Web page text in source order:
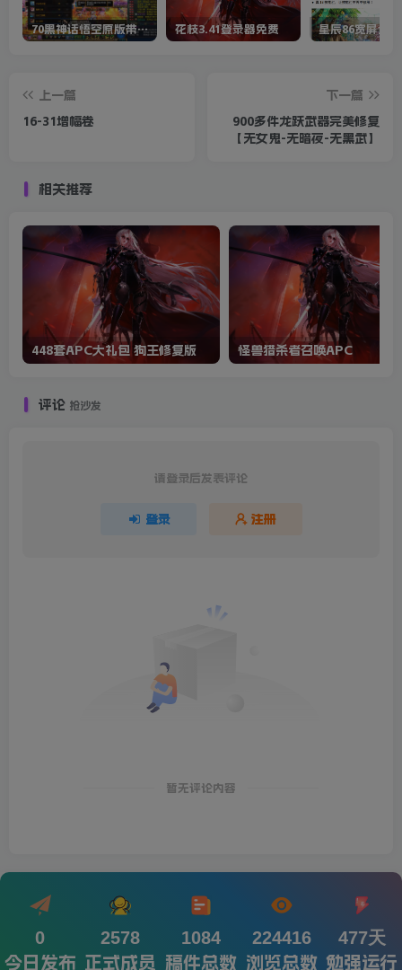
70黑神话悟空原版带cdk等全套文件 花枝3.41登录器免费 星辰86宽屏全套
上一篇
16-31增幅卷
下一篇
900多件龙跃武器完美修复
【无女鬼-无暗夜-无黑武】
相关推荐
448套APC大礼包 狗王修复版 怪兽猎杀者召唤APC
评论 抢沙发
请登录后发表评论
登录 注册
暂无评论内容
0
今日发布
2578
正式成员
1084
稿件总数
224416
浏览总数
477天
勉强运行